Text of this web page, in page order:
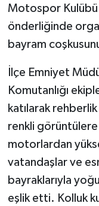
Motospor Kulübü
önderliğinde
bayram
​İlçe Emniyet
Komutanlığı
katılarak
renkli
motorlardan
vatandaşlar ve
bayraklarıyla
eşlik etti. Kolluk